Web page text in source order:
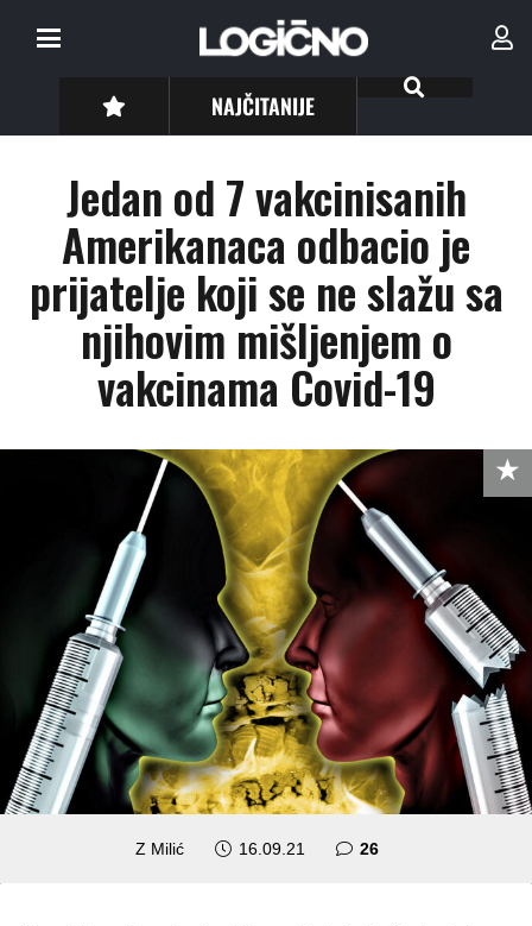
NAJČITANIJE
Jedan od 7 vakcinisanih
Amerikanaca odbacio je
prijatelje koji se ne slažu sa
njihovim mišljenjem o
vakcinama Covid-19
Z Milić 16.09.21 26komentara